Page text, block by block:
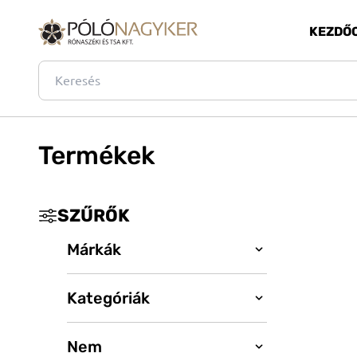
Termékek
SZŰRŐK
Márkák
_
B&C
BagBase
Kategóriák
Póló
Nem